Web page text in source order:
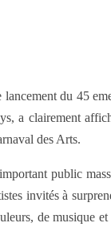
lancement du 45
a clairement
des Arts.
public
invités à
de musique